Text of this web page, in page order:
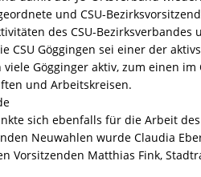
und CSU-
des CSU-
CSU Göggingen sei einer der
viele Gögginger aktiv, zum einen
und Arbeitskreisen.
sich ebenfalls für die Arbeit
Neuwahlen wurde Claudia
Vorsitzenden Matthias Fink,